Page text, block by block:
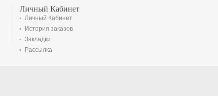
Личный Кабинет
Личный Кабинет
История заказов
Закладки
Рассылка